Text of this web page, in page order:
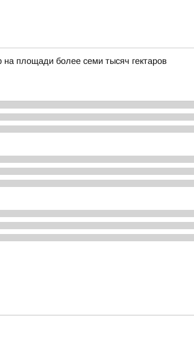
площади более семи тысяч гектаров